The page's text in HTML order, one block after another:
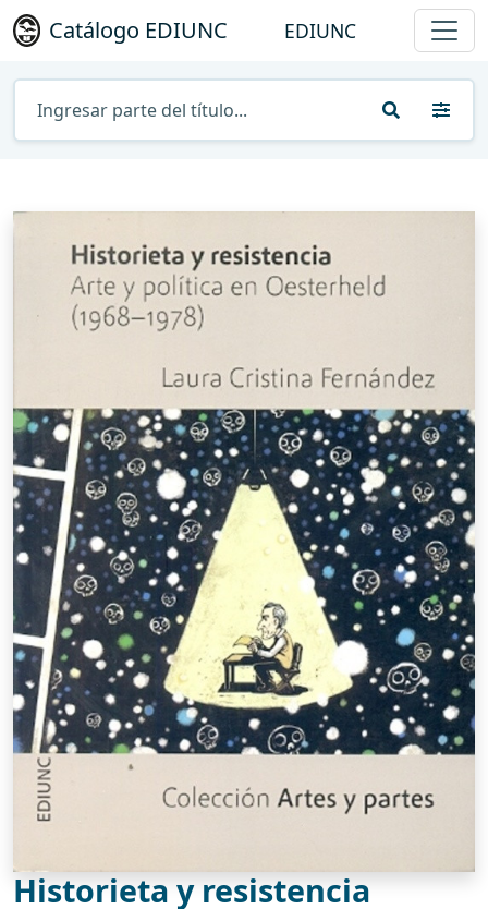
Catálogo EDIUNC EDIUNC
Historieta y resistencia